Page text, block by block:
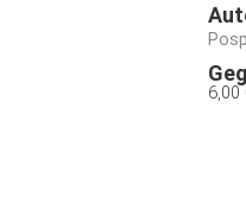
6,00